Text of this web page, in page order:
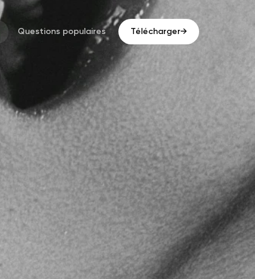
Questions populaires Télécharger→